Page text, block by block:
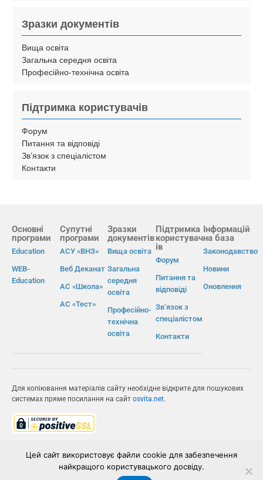
Зразки документів
Вища освіта
Загальна середня освіта
Професійно-технічна освіта
Підтримка користувачів
Форум
Питання та відповіді
Зв’язок з спеціалістом
Контакти
Основні
програми
Education
WEB-
Education
Супутні
програми
АСУ «ВНЗ»
Веб Деканат
АС «Школа»
АС «Тест»
Зразки
документів
Вища освіта
Загальна
середня
освіта
Професійно-
технічна
освіта
Підтримка
користувач
ів
Форум
Питання та
відповіді
Зв’язок з
спеціалістом
Контакти
Інформацій
на база
Законодавство
Новини
Оновлення
Для копіювання матеріалів сайту необхідне відкрите для пошукових
системах пряме посилання на сайт osvita.net.
ІВС «ОСВІТА»
Цей сайт використовує файли cookie для забезпечення
найкращого користувацького досвіду.